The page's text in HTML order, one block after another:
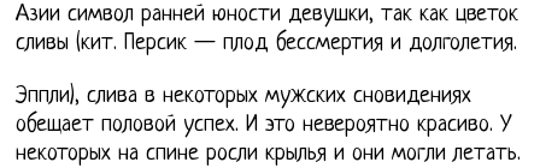
Азии символ ранней юности девушки, так как цветок
сливы (кит. Персик — плод бессмертия и долголетия.
Эппли), слива в некоторых мужских сновидениях
обещает половой успех. И это невероятно красиво. У
некоторых на спине росли крылья и они могли летать.